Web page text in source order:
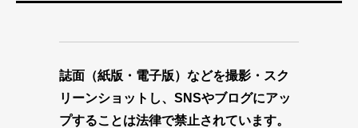
誌面（紙版・電子版）などを撮影・スク
リーンショットし、SNSやブログにアッ
プすることは法律で禁止されています。